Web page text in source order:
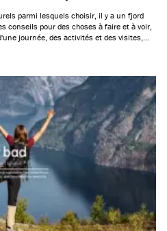
parmi lesquels choisir, il y a un fjord
conseils pour des choses à faire et à voir,
journée, des activités et des visites,